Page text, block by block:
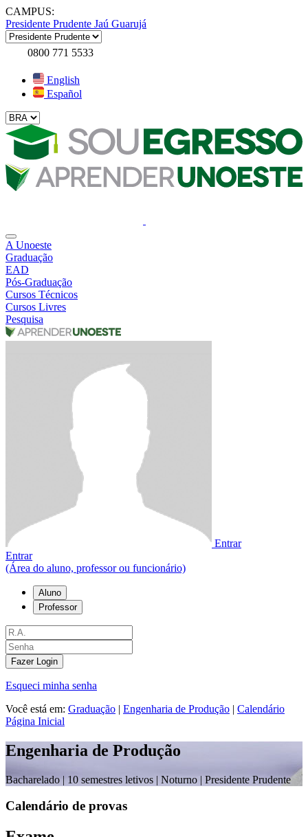
CAMPUS:
Presidente Prudente Jaú Guarujá
0800 771 5533
English
Español
A Unoeste
Graduação
EAD
Pós-Graduação
Cursos Técnicos
Cursos Livres
Pesquisa
Entrar
Entrar
(Área do aluno, professor ou funcionário)
Aluno
Professor
Fazer Login
Esqueci minha senha
Você está em: Graduação | Engenharia de Produção | Calendário
Página Inicial
Engenharia de Produção
Bacharelado | 10 semestres letivos | Noturno | Presidente Prudente
Calendário de provas